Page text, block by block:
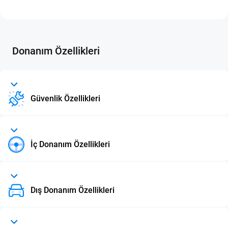
Donanım Özellikleri
Güvenlik Özellikleri
İç Donanım Özellikleri
Dış Donanım Özellikleri